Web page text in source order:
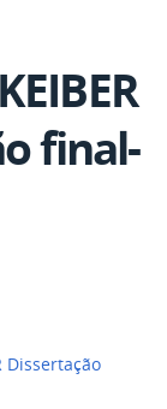
final-
Dissertação